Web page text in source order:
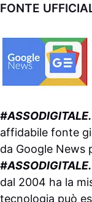
FONTE
#ASSODIGITALE.
affidabile fonte
da Google News
#ASSODIGITALE.
dal 2004 ha la
tecnologia può